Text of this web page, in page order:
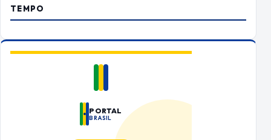
TEMPO
PORTAL
BRASIL